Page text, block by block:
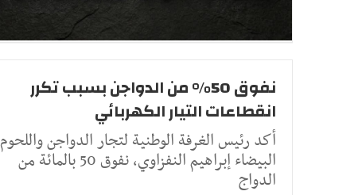
نفوق 50% من الدواجن بسبب تكرر
انقطاعات التيار الكهربائي
أكد رئيس الغرفة الوطنية لتجار الدواجن واللحوم
البيضاء إبراهيم النفزاوي، نفوق 50 بالمائة من
الدواج